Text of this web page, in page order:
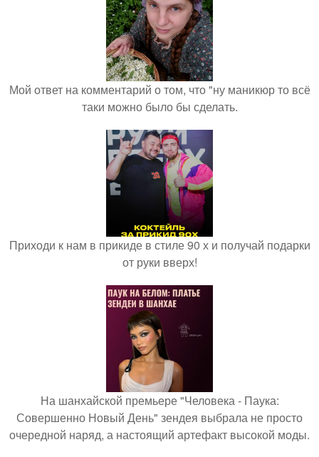
Мой ответ на комментарий о том, что "ну маникюр то всё
таки можно было бы сделать.
Приходи к нам в прикиде в стиле 90 х и получай подарки
от руки вверх!
На шанхайской премьере "Человека - Паука:
Совершенно Новый День" зендея выбрала не просто
очередной наряд, а настоящий артефакт высокой моды.